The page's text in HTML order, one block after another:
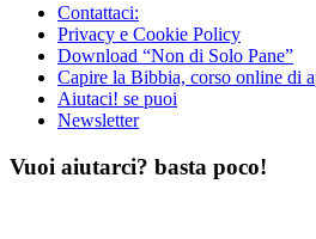
Contattaci:
Privacy e Cookie Policy
Download “Non di Solo Pane”
Capire la Bibbia, corso online di
Aiutaci! se puoi
Newsletter
Vuoi aiutarci? basta poco!